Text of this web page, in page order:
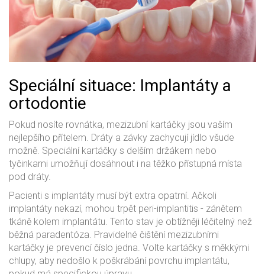
Speciální situace: Implantáty a
ortodontie
Pokud nosíte rovnátka, mezizubní kartáčky jsou vaším
nejlepšího přítelem. Dráty a závky zachycují jídlo všude
možně. Speciální kartáčky s delším držákem nebo
tyčinkami umožňují dosáhnout i na těžko přístupná místa
pod dráty.
Pacienti s implantáty musí být extra opatrní. Ačkoli
implantáty nekazí, mohou trpět peri-implantitis - zánětem
tkáně kolem implantátu. Tento stav je obtížněji léčitelný než
běžná paradentóza. Pravidelné čištění mezizubními
kartáčky je prevencí číslo jedna. Volte kartáčky s měkkými
chlupy, aby nedošlo k poškrábání povrchu implantátu,